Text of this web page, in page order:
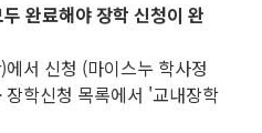
완료해야 장학 신청이 완
서 신청 (마이스누 학사정
학신청 목록에서 '교내장학